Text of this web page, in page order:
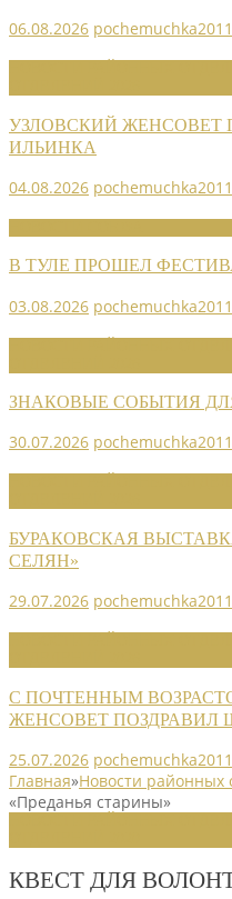
06.08.2026 pochemuchka2011
УЗЛОВСКИЙ ЖЕНСОВЕТ
ИЛЬИНКА
04.08.2026 pochemuchka2011
В ТУЛЕ ПРОШЕЛ
03.08.2026 pochemuchka2011
ЗНАКОВЫЕ СОБЫТИЯ
30.07.2026 pochemuchka2011
БУРАКОВСКАЯ
СЕЛЯН»
29.07.2026 pochemuchka2011
С ПОЧТЕННЫМ
ЖЕНСОВЕТ ПОЗДРАВИЛ
25.07.2026 pochemuchka2011
Главная»Новости районных
«Преданья старины»
КВЕСТ ДЛЯ